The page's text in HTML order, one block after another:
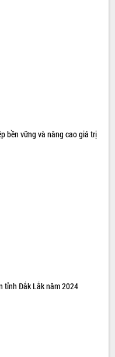
bền vững và nâng cao giá trị
tỉnh Đắk Lắk năm 2024